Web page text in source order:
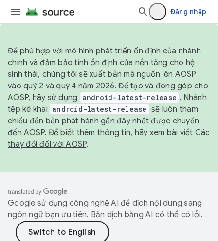
Đăng nhập
Để phù hợp với mô hình phát triển ổn định của nhánh
chính và đảm bảo tính ổn định của nền tảng cho hệ
sinh thái, chúng tôi sẽ xuất bản mã nguồn lên AOSP
vào quý 2 và quý 4 năm 2026. Để tạo và đóng góp cho
AOSP, hãy sử dụng
android-latest-release . Nhánh
tệp kê khai android-latest-release sẽ luôn tham
chiếu đến bản phát hành gần đây nhất được chuyển
đến AOSP. Để biết thêm thông tin, hãy xem bài viết Các
thay đổi đối với AOSP.
Google sử dụng công nghệ AI để dịch nội dung sang
ngôn ngữ bạn ưu tiên. Bản dịch bằng AI có thể có lỗi.